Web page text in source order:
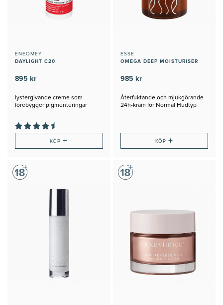
ENEOMEY
DAYLIGHT C20
895 kr
lystergivande creme som
förebygger pigmenteringar
KÖP+
ESSE
OMEGA DEEP MOISTURISER
985 kr
Återfuktande och mjukgörande
24h-kräm för Normal Hudtyp
KÖP +